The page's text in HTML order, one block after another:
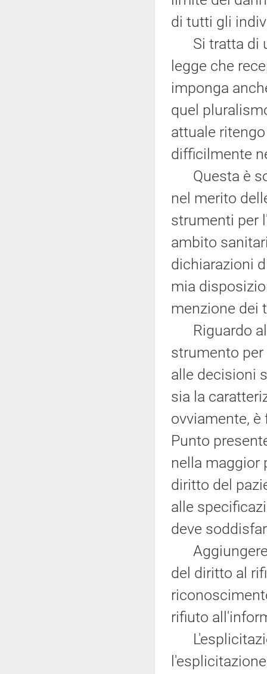
di tutti gli
Si tratta di
legge che
imponga
quel
attuale
difficilmente
Questa è
nel merito
strumenti per
ambito
dichiarazioni
mia
menzione dei
Riguardo al
strumento
alle decisioni
sia la
ovviamente,
Punto
nella maggior
diritto del
alle
deve
del diritto al
rifiuto